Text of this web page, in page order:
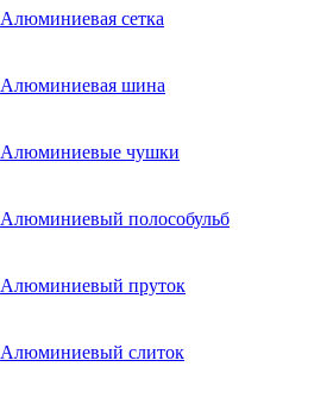
Алюминиевая сетка
Алюминиевая шина
Алюминиевые чушки
Алюминиевый полособульб
Алюминиевый пруток
Алюминиевый слиток